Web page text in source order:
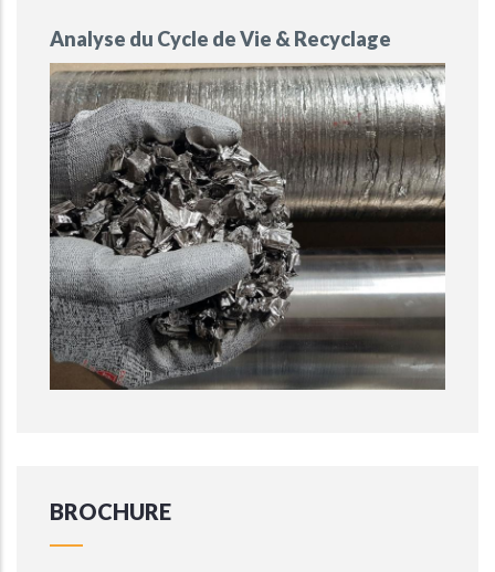
Analyse du Cycle de Vie & Recyclage
BROCHURE